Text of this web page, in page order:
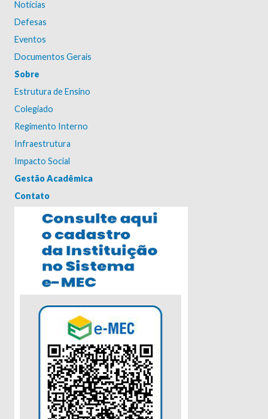
Notícias
Defesas
Eventos
Documentos Gerais
Sobre
Estrutura de Ensino
Colegiado
Regimento Interno
Infraestrutura
Impacto Social
Gestão Acadêmica
Contato